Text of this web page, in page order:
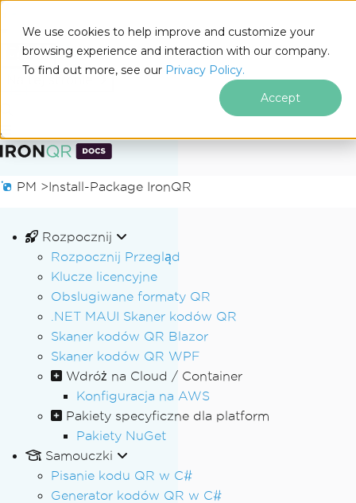
We use cookies to help improve and customize your
browsing experience and interaction with our company.
To find out more, see our Privacy Policy.
Accept
Przejdź do treści stopki
Docs
PM >Install-Package IronQR
Rozpocznij
Rozpocznij Przegląd
Klucze licencyjne
Obslugiwane formaty QR
.NET MAUI Skaner kodów QR
Skaner kodów QR Blazor
Skaner kodów QR WPF
Wdróż na Cloud / Container
Konfiguracja na AWS
Pakiety specyficzne dla platform
Pakiety NuGet
Samouczki
Pisanie kodu QR w C#
Generator kodów QR w C#